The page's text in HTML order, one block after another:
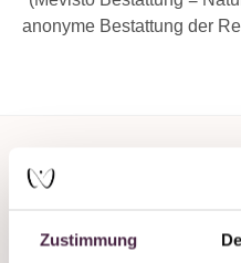
Zustimmung
anonyme Bestattung der